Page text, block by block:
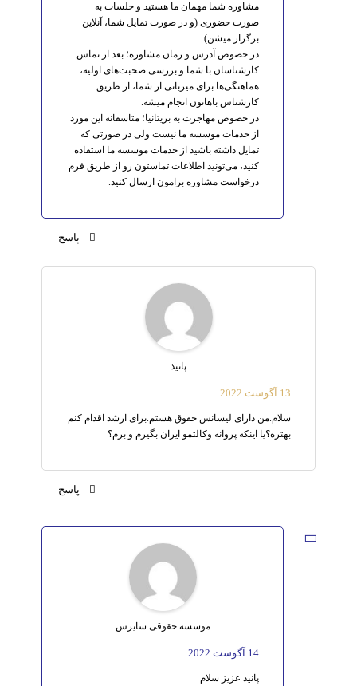
مشاوره شما مهمان ما هستید و جلسات به
صورت حضوری (و در صورت تمایل شما، آنلاین
برگزار میشن)
در خصوص آدرس و زمان مشاوره؛ بعد از تماس
کارشناسان با شما و بررسی صحبت‌های اولیه،
هماهنگی‌ها برای میزبانی از شما، از طریق
کارشناس باهاتون انجام میشه.
در خصوص مهاجرت به بریتانیا؛ متاسفانه این مورد
از خدمات موسسه ما نیست ولی در صورتی که
تمایل داشته باشید از خدمات موسسه ما استفاده
کنید، می‌تونید اطلاعات تماستون رو از طریق فرم
درخواست مشاوره برامون ارسال کنید.
پاسخ
پانیذ
13 آگوست 2022
سلام.من دارای لیسانس حقوق هستم.برای ارشد اقدام کنم
بهتره؟یا اینکه پروانه وکالتمو ایران بگیرم و برم؟
پاسخ
موسسه حقوقی سایرس
14 آگوست 2022
پانیذ عزیز سلام